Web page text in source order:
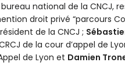
national de la CNCJ,
droit privé “parcours
de la CNCJ ;
de la cour d’appel de
de Lyon et Damien